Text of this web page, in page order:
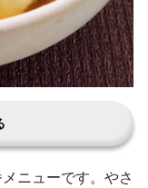
ニューです。やさ